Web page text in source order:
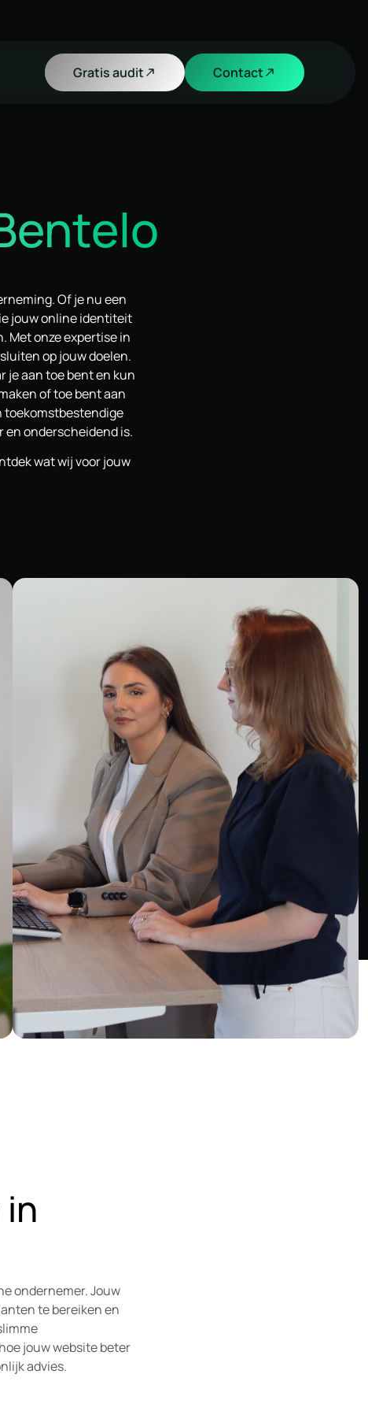
Gratis audit Contact
Of je nu een
jouw online identiteit
Met onze expertise in
op jouw doelen.
je aan toe bent en kun
of toe bent aan
toekomstbestendige
en onderscheidend is.
wat wij voor jouw
ondernemer. Jouw
te bereiken en
jouw website beter
advies.